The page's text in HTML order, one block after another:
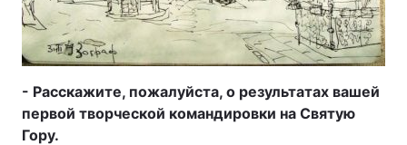
- Расскажите, пожалуйста, о результатах вашей
первой творческой командировки на Святую
Гору.